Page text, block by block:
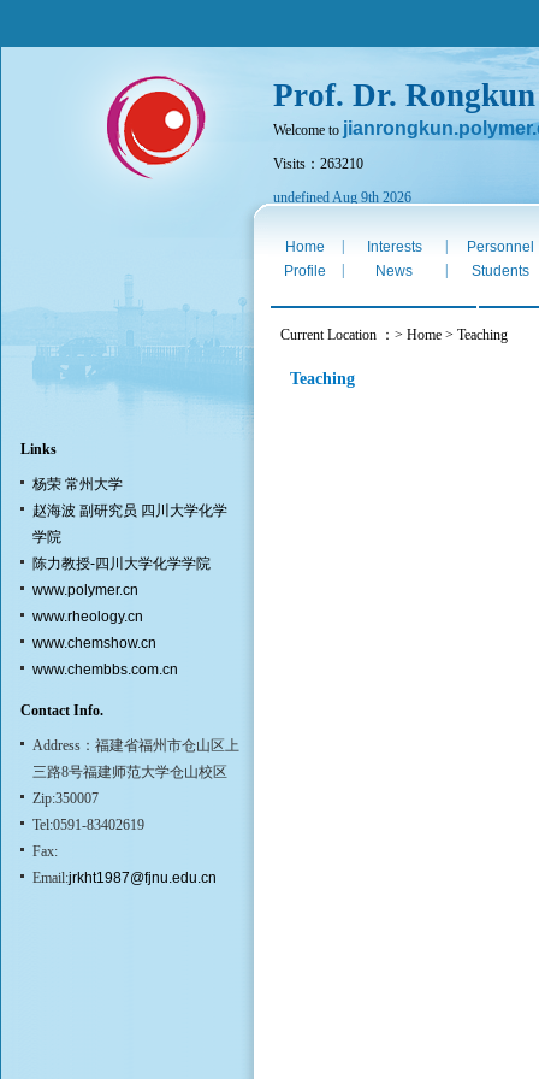
Prof. Dr.
Welcome to
Visits：263210
undefined Aug 9th 2026
Links
杨荣 常州大学
赵海波 副研究员 四川大学化学
学院
陈力教授-四川大学化学学院
www.polymer.cn
www.rheology.cn
www.chemshow.cn
www.chembbs.com.cn
Contact Info.
Address：福建省福州市仓山区上
三路8号福建师范大学仓山校区
Zip:350007
Tel:0591-83402619
Fax:
Email:jrkht1987@fjnu.edu.cn
Home Interests
Personnel
Profile
News Students
Current Location ：> Home > Teaching
Teaching